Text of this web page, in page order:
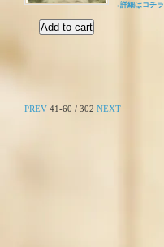
→詳細はコチラ
PREV 41-60 / 302 NEXT